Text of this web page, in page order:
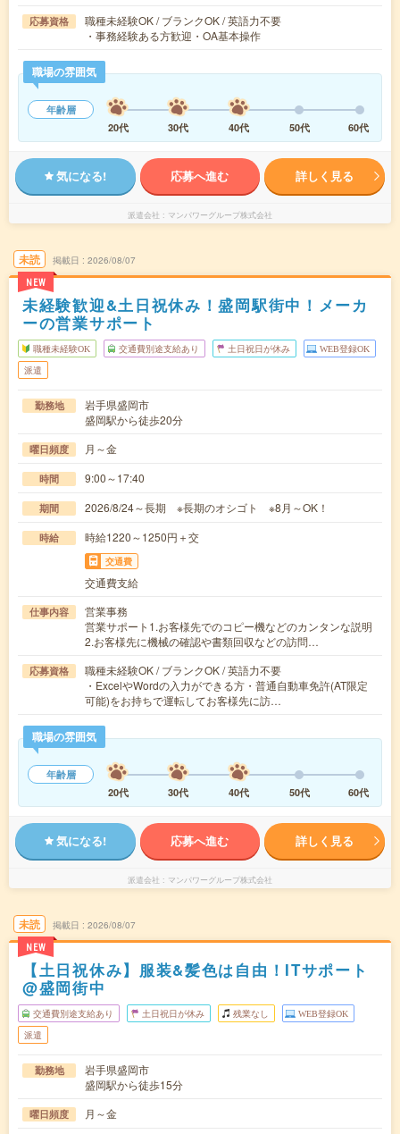
応募資格
職種未経験OK / ブランクOK / 英語力不要
・事務経験ある方歓迎・OA基本操作
職場の雰囲気
年齢層
20代
30代 40代 50代 60代
気になる! 応募へ進む 詳しく見る
派遣会社 マンパワーグループ株式会社
未読
NEW
掲載日 2026/08/07
未経験歓迎&土日祝休み！盛岡駅街中！メーカ
ーの営業サポート
職種未経験OK 交通費別途支給あり 土日祝日が休み WEB登録OK
派遣
勤務地
岩手県盛岡市
盛岡駅から徒歩20分
曜日頻度 月～金
時間 9:00～17:40
期間 2026/8/24～長期 ※長期のオシゴト ※8月～OK！
時給 時給1220～1250円＋交
交通費
交通費支給
仕事内容
営業事務
営業サポート1.お客様先でのコピー機などのカンタンな説明
2.お客様先に機械の確認や書類回収などの訪問…
応募資格
職種未経験OK / ブランクOK / 英語力不要
・ExcelやWordの入力ができる方・普通自動車免許(AT限定
可能)をお持ちで運転してお客様先に訪…
職場の雰囲気
年齢層
20代
30代 40代 50代 60代
気になる! 応募へ進む 詳しく見る
派遣会社 マンパワーグループ株式会社
未読
NEW
掲載日 2026/08/07
【土日祝休み】服装&髪色は自由！ITサポート
@盛岡街中
交通費別途支給あり 土日祝日が休み 残業なし WEB登録OK
派遣
勤務地
岩手県盛岡市
盛岡駅から徒歩15分
曜日頻度 月～金